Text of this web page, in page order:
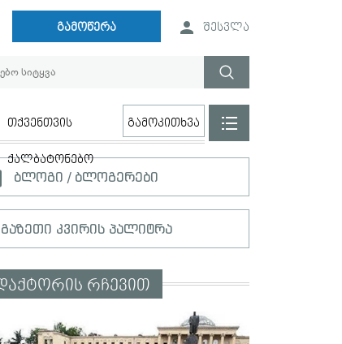
გამოწერა შესვლა
თქვენთვის
ქალბატონებო
გამოკითხვა
ბლოგი / ბლოგერები
გაზეთი კვირის პალიტრა
რჩევით